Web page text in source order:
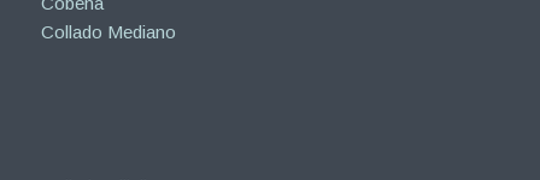
Collado Mediano